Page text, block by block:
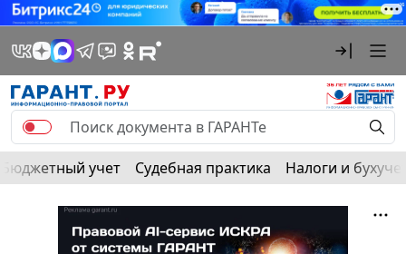
Бюджетный учет Судебная практика Налоги и